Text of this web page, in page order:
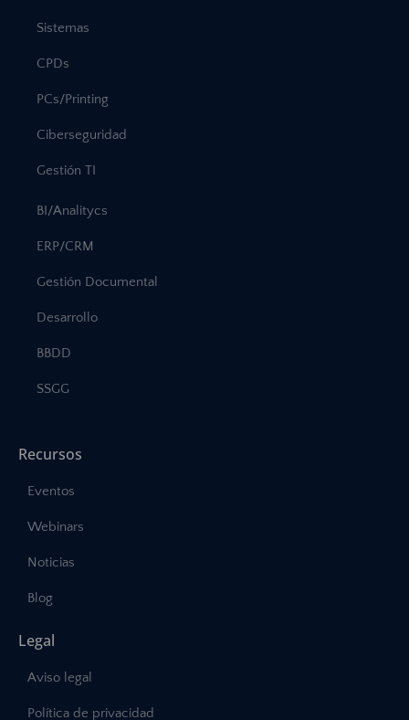
Sistemas
CPDs
PCs/Printing
Ciberseguridad
Gestión TI
BI/Analitycs
ERP/CRM
Gestión Documental
Desarrollo
BBDD
SSGG
Recursos
Eventos
Webinars
Noticias
Blog
Legal
Aviso legal
Política de privacidad